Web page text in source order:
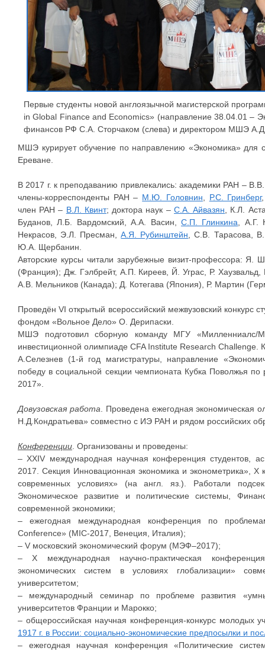
Первые студенты новой англоязычной магистерской
in Global Finance and Economics» (направление 38.04.01 –
финансов РФ С.А. Сторчаком (слева) и директором МШЭ
МШЭ курирует обучение по направлению «Экономика» для
Ереване.
В 2017 г. к преподаванию привлекались: академики РАН –
члены-корреспонденты РАН – М.Ю. Головнин Р.С. Гринберг
член РАН – В.Л. Квинт; доктора наук – С.А. Айвазян , К.Л.
Буданов, Л.Б. Вардомский, А.А. Васин, С.П. Глинкина , А.Г.
Некрасов, Э.Л. Пресман,А.Я. Рубинштейн , С.В. Тарасова,
Ю.А. Щербанин.
Авторские курсы читали зарубежные визит-профессора:
(Франция); Дж. Гэлбрейт, А.П. Киреев, Й. Уграс, Р.
А.В. Мельников (Канада); Д. Котегава (Япония), Р. Мартин
Проведён VI открытый всероссийский межвузовский конкурс
фондом «Вольное Дело» О. Дерипаски.
МШЭ подготовил сборную команду МГУ «Милленниалс/
инвестиционной олимпиаде CFA Institute Research
А.Селезнев (1-й год магистратуры, направление
победу в социальной секции чемпионата Кубка Поволжья
2017».
Довузовская работа . Проведена ежегодная
Н.Д.Кондратьева» совместно с ИЭ РАН и рядом российских
Конференции . Организованы и проведены:
– XXIV международная научная конференция студентов,
2017. Секция Инновационная экономика и эконометрика»,
современных условиях» (на англ. яз.). Работали
Экономическое развитие и политические системы,
современной экономики;
– ежегодная международная конференция по
Conference» (MIC-2017, Венеция, Италия);
– V московский экономический форум (МЭФ–2017);
– X международная научно-практическая
экономических систем в условиях глобализации»
университетом;
– международный семинар по проблеме развития
университетов Франции и Марокко;
– общероссийская научная конференция-конкурс молодых
1917 г. в России: социально-экономические предпосылки и
– ежегодная научная конференция «Политические